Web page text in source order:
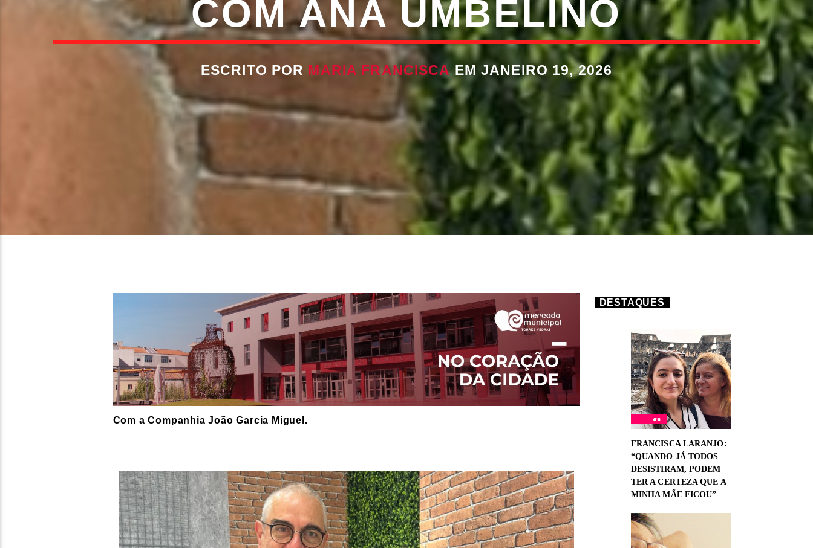
COM ANA UMBELINO
ESCRITO POR MARIA FRANCISCAEM JANEIRO 19, 2026
Com a Companhia João Garcia Miguel.
DESTAQUES
FRANCISCA LARANJO:
“QUANDO JÁ TODOS
DESISTIRAM, PODEM
TER A CERTEZA QUE A
MINHA MÃE FICOU”